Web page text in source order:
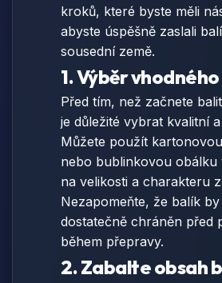
kroků, které byste měli
abyste úspěšně zaslali
sousední země.
1. Výběr
Před tím, než začnete
je důležité vybrat kvalitní
Můžete použít
nebo bublinkovou obálku
na velikosti a charakteru
Nezapomeňte, že balík
dostatečně chráněn před
během přepravy.
2. Zabalte obsah